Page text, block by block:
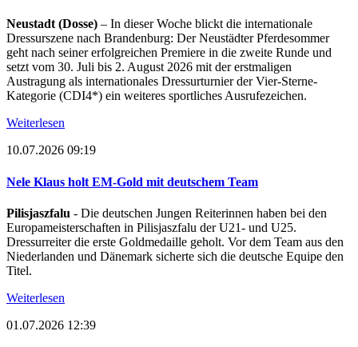
Neustadt (Dosse) – In dieser Woche blickt die internationale
Dressurszene nach Brandenburg: Der Neustädter Pferdesommer
geht nach seiner erfolgreichen Premiere in die zweite Runde und
setzt vom 30. Juli bis 2. August 2026 mit der erstmaligen
Austragung als internationales Dressurturnier der Vier-Sterne-
Kategorie (CDI4*) ein weiteres sportliches Ausrufezeichen.
Weiterlesen
10.07.2026 09:19
Nele Klaus holt EM-Gold mit deutschem Team
Pilisjaszfalu - Die deutschen Jungen Reiterinnen haben bei den
Europameisterschaften in Pilisjaszfalu der U21- und U25.
Dressurreiter die erste Goldmedaille geholt. Vor dem Team aus den
Niederlanden und Dänemark sicherte sich die deutsche Equipe den
Titel.
Weiterlesen
01.07.2026 12:39